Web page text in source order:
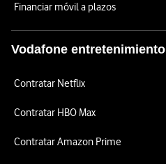
Financiar móvil a plazos
Vodafone entretenimiento
Contratar Netflix
Contratar HBO Max
Contratar Amazon Prime